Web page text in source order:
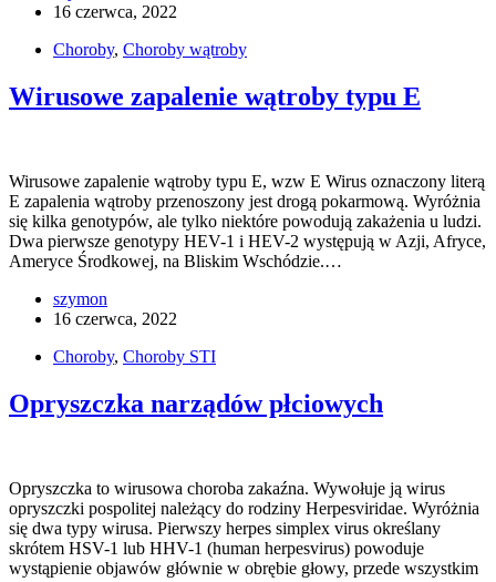
16 czerwca, 2022
Choroby, Choroby wątroby
Wirusowe zapalenie wątroby typu E
Wirusowe zapalenie wątroby typu E, wzw E Wirus oznaczony literą
E zapalenia wątroby przenoszony jest drogą pokarmową. Wyróżnia
się kilka genotypów, ale tylko niektóre powodują zakażenia u ludzi.
Dwa pierwsze genotypy HEV-1 i HEV-2 występują w Azji, Afryce,
Ameryce Środkowej, na Bliskim Wschódzie.…
szymon
16 czerwca, 2022
Choroby, Choroby STI
Opryszczka narządów płciowych
Opryszczka to wirusowa choroba zakaźna. Wywołuje ją wirus
opryszczki pospolitej należący do rodziny Herpesviridae. Wyróżnia
się dwa typy wirusa. Pierwszy herpes simplex virus określany
skrótem HSV-1 lub HHV-1 (human herpesvirus) powoduje
wystąpienie objawów głównie w obrębie głowy, przede wszystkim